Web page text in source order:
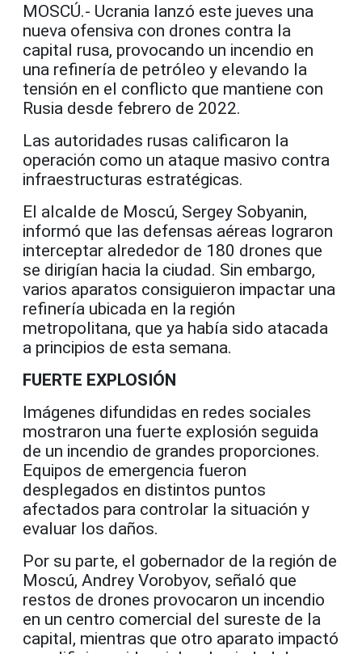
MOSCÚ.- Ucrania lanzó este jueves una
nueva ofensiva con drones contra la
capital rusa, provocando un incendio en
una refinería de petróleo y elevando la
tensión en el conflicto que mantiene con
Rusia desde febrero de 2022.
Las autoridades rusas calificaron la
operación como un ataque masivo contra
infraestructuras estratégicas.
El alcalde de Moscú, Sergey Sobyanin,
informó que las defensas aéreas lograron
interceptar alrededor de 180 drones que
se dirigían hacia la ciudad. Sin embargo,
varios aparatos consiguieron impactar una
refinería ubicada en la región
metropolitana, que ya había sido atacada
a principios de esta semana.
FUERTE EXPLOSIÓN
Imágenes difundidas en redes sociales
mostraron una fuerte explosión seguida
de un incendio de grandes proporciones.
Equipos de emergencia fueron
desplegados en distintos puntos
afectados para controlar la situación y
evaluar los daños.
Por su parte, el gobernador de la región de
Moscú, Andrey Vorobyov, señaló que
restos de drones provocaron un incendio
en un centro comercial del sureste de la
capital, mientras que otro aparato impactó